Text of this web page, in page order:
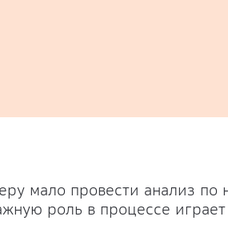
мало провести анализ по
роль в процессе